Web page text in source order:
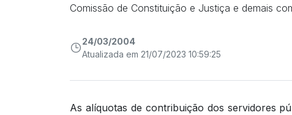
Comissão de Constituição e Justiça e demais
24/03/2004
Atualizada em 21/07/2023 10:59:25
As alíquotas de contribuição dos servidores